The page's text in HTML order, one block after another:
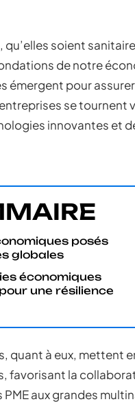
qu’elles soient
de notre
émergent pour
se tournent
innovantes et
posés
globales
économiques
une résilience
quant à eux, mettent
favorisant la
PME aux grandes